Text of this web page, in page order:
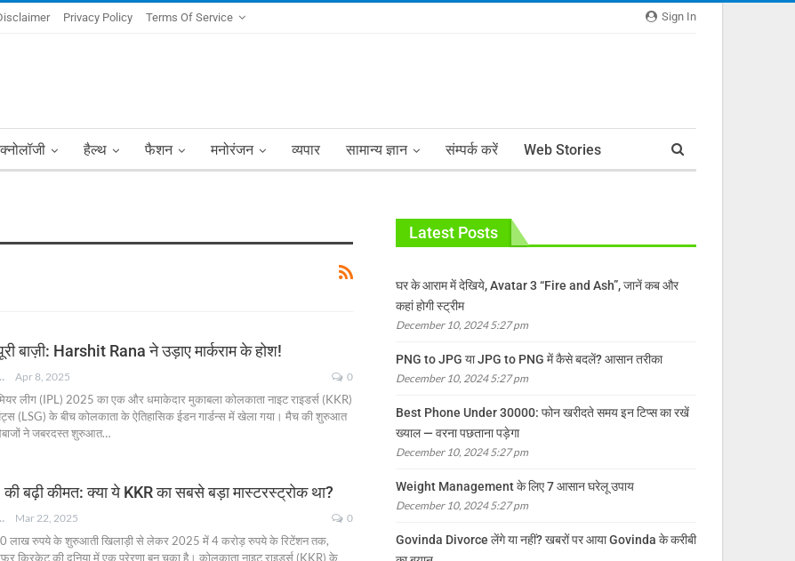
Sign In
Privacy Policy Terms Of Service
हैल्थ फैशन मनोरंजन व्यपार सामान्य ज्ञान संम्पर्क करें Web Stories
बाज़ी: Harshit Rana ने उड़ाए मार्कराम के होश!
Apr 8, 2025 0
लीग (IPL) 2025 का एक और धमाकेदार मुकाबला कोलकाता नाइट राइडर्स (KKR)
(LSG) के बीच कोलकाता के ऐतिहासिक ईडन गार्डन्स में खेला गया। मैच की शुरुआत
ने जबरदस्त शुरुआत…
बढ़ी कीमत: क्या ये KKR का सबसे बड़ा मास्टरस्ट्रोक था?
Mar 22, 2025 0
लाख रुपये के शुरुआती खिलाड़ी से लेकर 2025 में 4 करोड़ रुपये के रिटेंशन तक,
क्रिकेट की दुनिया में एक प्रेरणा बन चुका है। कोलकाता नाइट राइडर्स (KKR) के
Latest Posts
घर के आराम में देखिये, Avatar 3 “Fire and Ash”, जानें कब और
कहां होगी स्ट्रीम
December 10, 2024 5:27 pm
PNG to JPG या JPG to PNG में कैसे बदलें? आसान तरीका
December 10, 2024 5:27 pm
Best Phone Under 30000: फोन खरीदते समय इन टिप्स का रखें
ख्याल — वरना पछताना पड़ेगा
December 10, 2024 5:27 pm
Weight Management के लिए 7 आसान घरेलू उपाय
December 10, 2024 5:27 pm
Govinda Divorce लेंगे या नहीं? खबरों पर आया Govinda के करीबी